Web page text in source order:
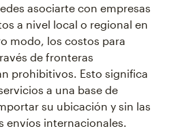
asociarte con empresas
a nivel local o regional en
modo, los costos para
de fronteras
prohibitivos. Esto significa
a una base de
su ubicación y sin las
envíos internacionales.